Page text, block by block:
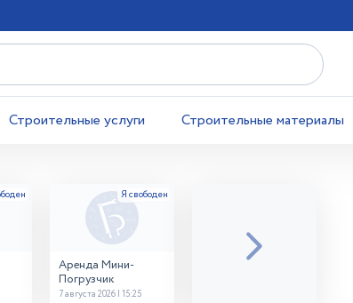
Строительные услуги Строительные материалы
Аренда Мини-
Погрузчик
7 августа 2026 | 15:25